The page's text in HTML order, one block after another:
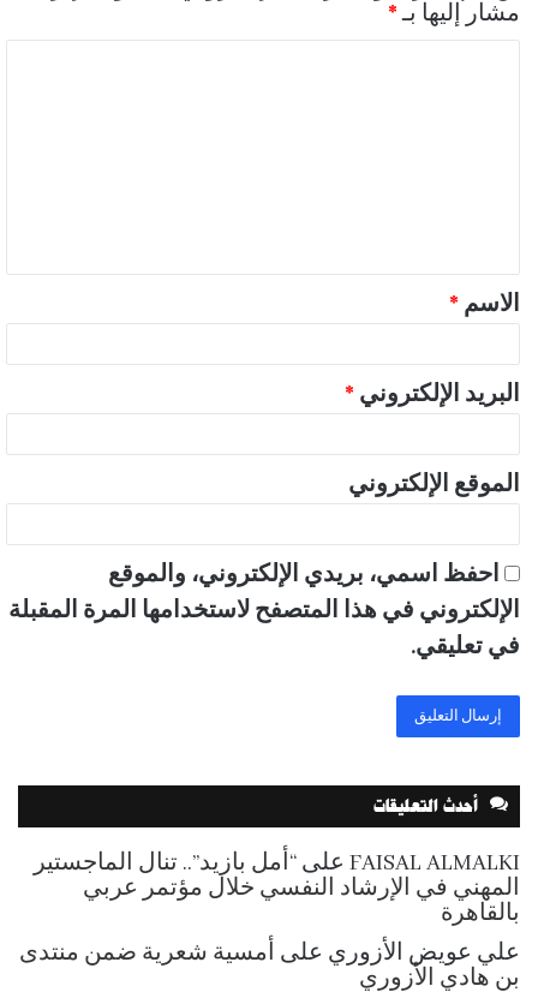
مشار إليها بـ*
ق
*
الاسم *
البريد الإلكتروني *
الموقع الإلكتروني
احفظ اسمي، بريدي الإلكتروني، والموقع
الإلكتروني في هذا المتصفح لاستخدامها المرة المقبلة
في تعليقي.
أحدث التعليقات
FAISAL ALMALKI على “أمل بازيد”.. تنال الماجستير
المهني في الإرشاد النفسي خلال مؤتمر عربي
بالقاهرة
علي عويض الأزوري على أمسية شعرية ضمن منتدى
بن هادي الأزوري